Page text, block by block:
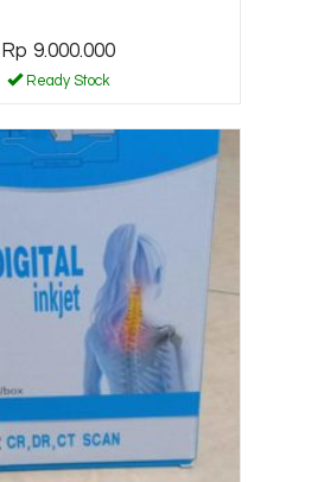
Rp 9.000.000
Ready Stock